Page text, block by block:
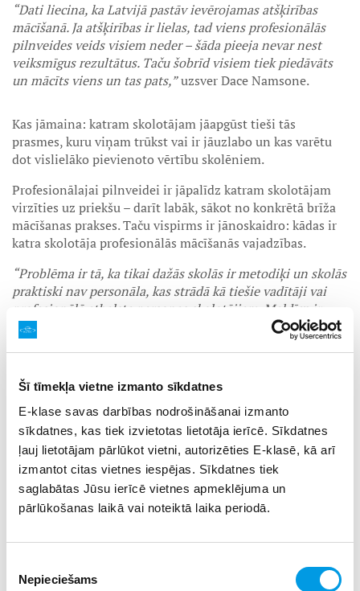
Šī tīmekļa vietne izmanto sīkdatnes
E-klase savas darbības nodrošināšanai izmanto
sīkdatnes, kas tiek izvietotas lietotāja ierīcē. Sīkdatnes
ļauj lietotājam pārlūkot vietni, autorizēties E-klasē, kā arī
izmantot citas vietnes iespējas. Sīkdatnes tiek
saglabātas Jūsu ierīcē vietnes apmeklējuma un
pārlūkošanas laikā vai noteiktā laika periodā.
izvēle
Nepieciešams
“Dati liecina, ka Latvijā pastāv ievērojamas atšķirības
mācīšanā. Ja atšķirības ir lielas, tad viens profesionālās
pilnveides veids visiem neder – šāda pieeja nevar nest
veiksmīgus rezultātus. Taču šobrīd visiem tiek piedāvāts
un mācīts viens un tas pats,”uzsver Dace Namsone.
Kas jāmaina: katram skolotājam jāapgūst tieši tās
prasmes, kuru viņam trūkst vai ir jāuzlabo un kas varētu
dot vislielāko pievienoto vērtību skolēniem.
Profesionālajai pilnveidei ir jāpalīdz katram skolotājam
virzīties uz priekšu – darīt labāk, sākot no konkrētā brīža
mācīšanas prakses. Taču vispirms ir jānoskaidro: kādas ir
katra skolotāja profesionālās mācīšanās vajadzības.
“Problēma ir tā, ka tikai dažās skolās ir metodiķi un skolās
praktiski nav personāla, kas strādā kā tiešie vadītāji vai
profesionālā atbalsta personas skolotājiem. Maldīgs ir
uzskats, ka tādi ir vajadzīgi tikai jaunajiem skolotājiem.
Piemēram, šobrīd Latvijas skolās tiek mainīta mācīšanas
nekad nav mācījušies darīt. Apgūt to var, taču tāpat kā
ikvienā situācijā, kurā cilvēks apgūst ko jaunu, ir
nepieciešama atgriezeniskā saite. Kurš šo atgriezenisko
saiti skolotājam profesionāli var iedot? Ja vēlamies tādus
mācību sasniegumus kā Singapūrā, Somijā, Apvienotajā
Karalistē vai citās valstīs ar līdzvērtīgiem rādītājiem, ir
vajadzīgi mācību vadītāji, kas ar pedagogiem veido
profesionālu sarunu, veic izvērtēšanu, sniedz refleksiju.
prakses maiņu būs grūti panākt,”apgalvo Dace Namsone.
2. solis. Definēt savas izglītības iestādes pedagogu
profesionālās pilnveides mērķi